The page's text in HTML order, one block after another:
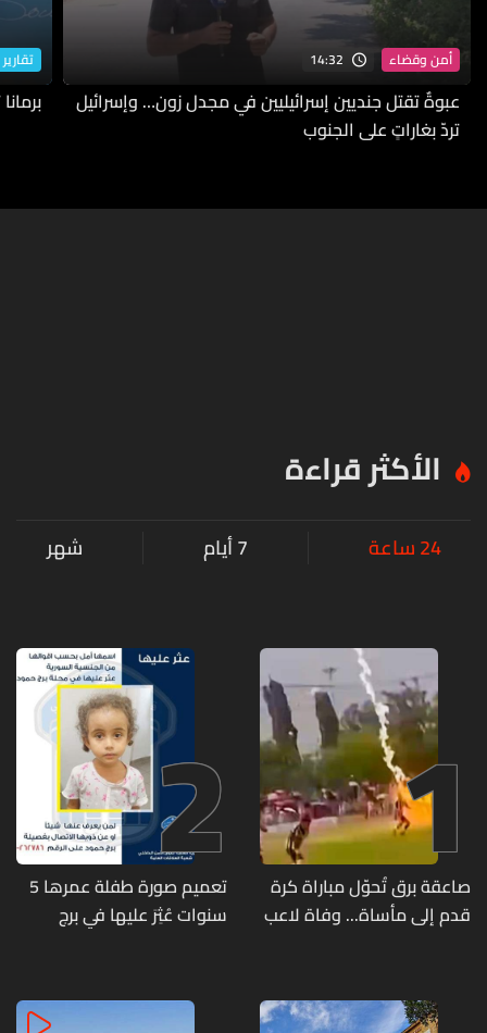
أمن وقضاء 14:32
عبوةٌ تقتل جنديين إسرائيليين في مجدل زون… وإسرائيل
تردّ بغاراتٍ على الجنوب
الأكثر قراءة
24 ساعة 7 أيام شهر
1
صاعقة برق تُحوّل مباراة كرة
قدم إلى مأساة... وفاة لاعب
2
تعميم صورة طفلة عمرها 5
سنوات عُثِرَ عليها في برج